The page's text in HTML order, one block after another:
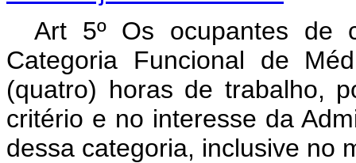
Art 5º Os ocupantes de
Categoria Funcional de
(quatro) horas de trabalho,
critério e no interesse da
dessa categoria, inclusive no